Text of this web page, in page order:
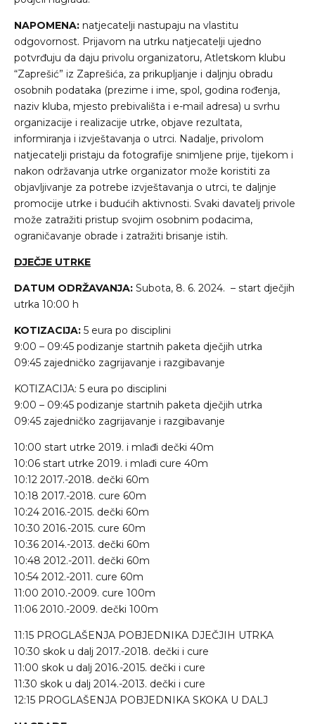
NAPOMENA: natjecatelji nastupaju na vlastitu
odgovornost. Prijavom na utrku natjecatelji ujedno
potvrđuju da daju privolu organizatoru, Atletskom klubu
“Zaprešić” iz Zaprešića, za prikupljanje i daljnju obradu
osobnih podataka (prezime i ime, spol, godina rođenja,
naziv kluba, mjesto prebivališta i e-mail adresa) u svrhu
organizacije i realizacije utrke, objave rezultata,
informiranja i izvještavanja o utrci. Nadalje, privolom
natjecatelji pristaju da fotografije snimljene prije, tijekom i
nakon održavanja utrke organizator može koristiti za
objavljivanje za potrebe izvještavanja o utrci, te daljnje
promocije utrke i budućih aktivnosti. Svaki davatelj privole
može zatražiti pristup svojim osobnim podacima,
ograničavanje obrade i zatražiti brisanje istih.
DJEČJE UTRKE
DATUM ODRŽAVANJA: Subota, 8. 6. 2024. – start dječjih
utrka 10:00 h
KOTIZACIJA: 5 eura po disciplini
9:00 – 09:45 podizanje startnih paketa dječjih utrka
09:45 zajedničko zagrijavanje i razgibavanje
KOTIZACIJA: 5 eura po disciplini
9:00 – 09:45 podizanje startnih paketa dječjih utrka
09:45 zajedničko zagrijavanje i razgibavanje
10:00 start utrke 2019. i mlađi dečki 40m
10:06 start utrke 2019. i mlađi cure 40m
10:12 2017.-2018. dečki 60m
10:18 2017.-2018. cure 60m
10:24 2016.-2015. dečki 60m
10:30 2016.-2015. cure 60m
10:36 2014.-2013. dečki 60m
10:48 2012.-2011. dečki 60m
10:54 2012.-2011. cure 60m
11:00 2010.-2009. cure 100m
11:06 2010.-2009. dečki 100m
11:15 PROGLAŠENJA POBJEDNIKA DJEČJIH UTRKA
10:30 skok u dalj 2017.-2018. dečki i cure
11:00 skok u dalj 2016.-2015. dečki i cure
11:30 skok u dalj 2014.-2013. dečki i cure
12:15 PROGLAŠENJA POBJEDNIKA SKOKA U DALJ